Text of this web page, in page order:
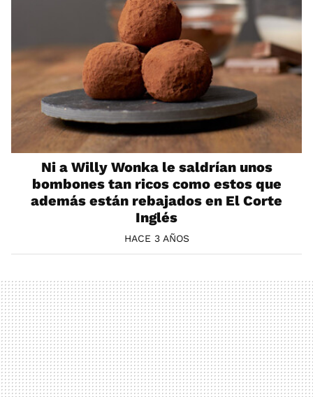
Ni a Willy Wonka le saldrían unos
bombones tan ricos como estos que
además están rebajados en El Corte
Inglés
HACE 3 AÑOS